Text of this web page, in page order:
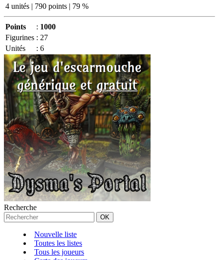
4 unités | 790 points | 79 %
Points : 1000
Figurines : 27
Unités
: 6
Recherche
Nouvelle liste
Toutes les listes
Tous les joueurs